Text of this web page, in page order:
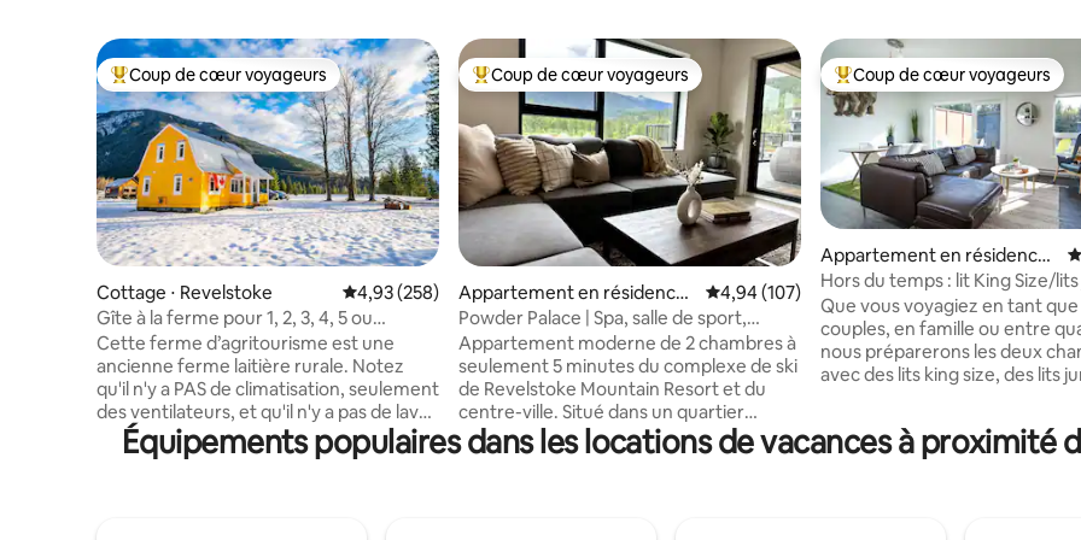
Coups de cœur voyageurs les plus appréciés
Coup de cœur voyageurs
Cottage ⋅ Revelstoke Évaluation moyenne sur la base de 258 commentaires : 4,93 sur 5
4,93 (258)
Gîte à la ferme pour 1, 2, 3, 4, 5 ou
6 personnes, avec vue et intimité.
Cette ferme d’agritourisme est une
ancienne ferme laitière rurale. Notez
qu'il n'y a PAS de climatisation, seulement
des ventilateurs, et qu'il n'y a pas de lave-
vaisselle. Parfait pour les mariages, les
anniversaires, etc., alimentation
Coups de cœur voyageurs les plus appréciés
Coup de cœur voyageurs
Appartement en résidence ⋅
Revelstoke
Évaluation moyenne sur la base de 107
4,94 (107)
Powder Palace | Spa, salle de sport,
pilates, restaurants à proximité
Appartement moderne de 2 chambres à
seulement 5 minutes du complexe de ski
de Revelstoke Mountain Resort et du
centre-ville. Situé dans un quartier
paisible au sein d'une place pratique,
avec un spa, une salle de sport, un studio
Coups de cœur voyageurs les
Coup de cœur voyageurs
Appartement en résidence ⋅
Revelstoke
Hors du temps : lit King Size/
superbes vues
Que vous voyagiez en tant
couples, en famille ou entre
nous préparerons les deux
avec des lits king size, des lits
Deux lits king size sont la
Équipements populaires dans les locations de vacances à proximité